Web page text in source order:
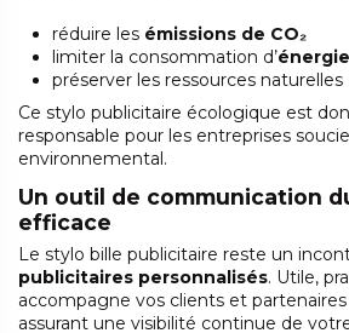
réduire les émissions de CO₂
limiter la consommation d’
préserver les ressources naturelles
Ce stylo publicitaire écologique est
responsable pour les entreprises
environnemental.
Un outil de communication
efficace
Le stylo bille publicitaire reste un
publicitaires personnalisés. Utile,
accompagne vos clients et
assurant une visibilité continue de